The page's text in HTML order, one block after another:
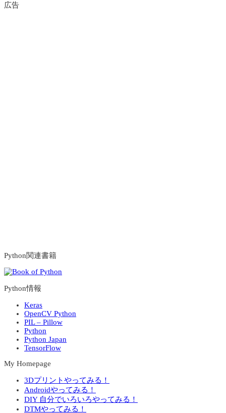
広告
Python関連書籍
Python情報
Keras
OpenCV Python
PIL – Pillow
Python
Python Japan
TensorFlow
My Homepage
3Dプリントやってみる！
Androidやってみる！
DIY 自分でいろいろやってみる！
DTMやってみる！